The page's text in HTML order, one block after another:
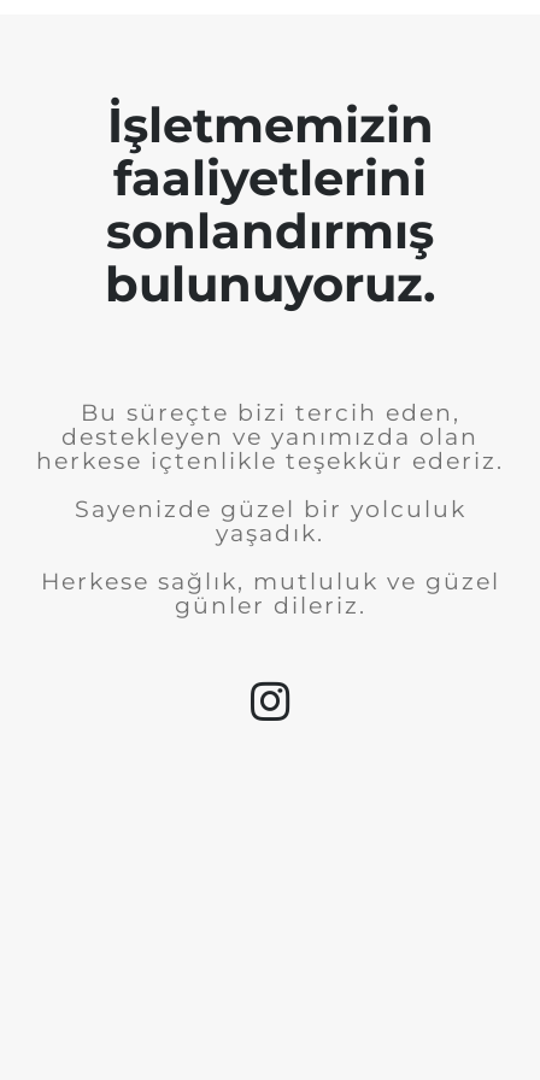
İşletmemizin
faaliyetlerini
sonlandırmış
bulunuyoruz.
Bu süreçte bizi tercih eden,
destekleyen ve yanımızda olan
herkese içtenlikle teşekkür ederiz.
Sayenizde güzel bir yolculuk
yaşadık.
Herkese sağlık, mutluluk ve güzel
günler dileriz.